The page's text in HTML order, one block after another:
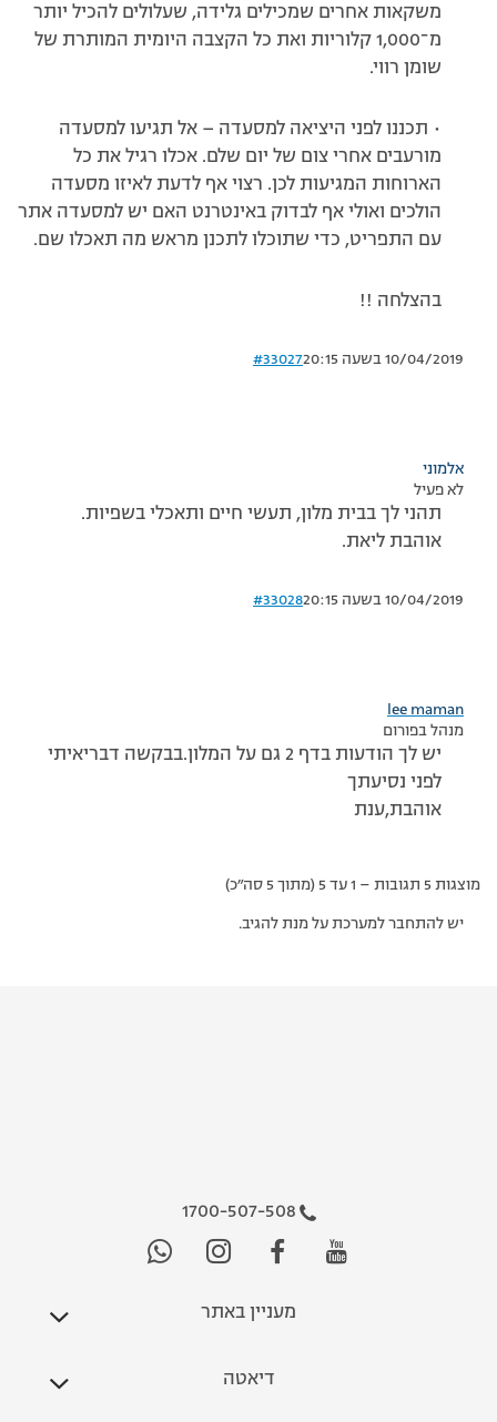
משקאות אחרים שמכילים גלידה, שעלולים להכיל יותר
מ־‭1,000‬ קלוריות ואת כל הקצבה היומית המותרת של
שומן רווי.
• תכננו לפני היציאה למסעדה – אל תגיעו למסעדה
מורעבים אחרי צום של יום שלם. אכלו רגיל את כל
הארוחות המגיעות לכן. רצוי אף לדעת לאיזו מסעדה
הולכים ואולי אף לבדוק באינטרנט האם יש למסעדה אתר
עם התפריט, כדי שתוכלו לתכנן מראש מה תאכלו שם.
בהצלחה !!
10/04/2019 בשעה 20:15 #33027
אלמוני
לא פעיל
תהני לך בבית מלון, תעשי חיים ותאכלי בשפיות.
אוהבת ליאת.
10/04/2019 בשעה 20:15 #33028
lee maman
מנהל בפורום
יש לך הודעות בדף 2 גם על המלון.בבקשה דבריאיתי
לפני נסיעתך
אוהבת,ענת
מוצגות 5 תגובות – 1 עד 5 (מתוך 5 סה״כ)
יש להתחבר למערכת על מנת להגיב.
1700-507-508
מעניין באתר
דיאטה